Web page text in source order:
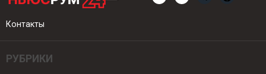
Контакты
РУБРИКИ